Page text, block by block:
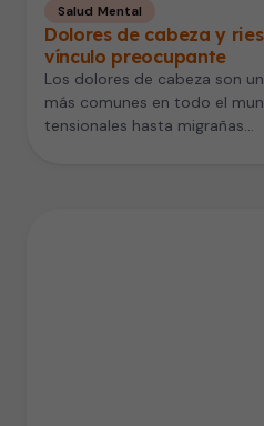
Salud Mental
Dolores de cabeza y
vínculo preocupante
Los dolores de cabeza son
más comunes en todo el
tensionales hasta migrañas…